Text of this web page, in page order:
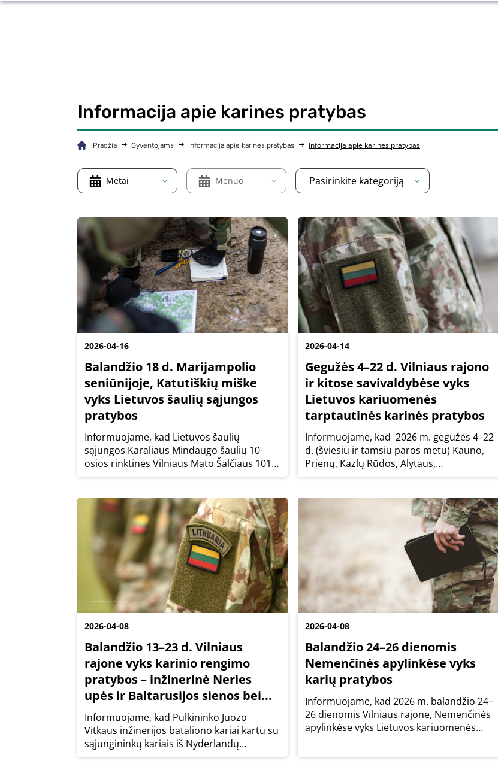
Informacija apie karines pratybas
Pradžia Gyventojams Informacija apie karines pratybas Informacija apie karines pratybas
Metai Mėnuo Pasirinkite kategoriją
2026-04-16
Balandžio 18 d. Marijampolio
seniūnijoje, Katutiškių miške
vyks Lietuvos šaulių sąjungos
pratybos
Informuojame, kad Lietuvos šaulių
sąjungos Karaliaus Mindaugo šaulių 10-
osios rinktinės Vilniaus Mato Šalčiaus 1015-
oji šaulių mokomoji kuopa balandžio 18 d.
sen.) planuoja vykdyti šaulių topografijos...
2026-04-14
Gegužės 4–22 d. Vilniaus rajono
ir kitose savivaldybėse vyks
Lietuvos kariuomenės
tarptautinės karinės pratybos
Informuojame, kad 2026 m. gegužės 4–22
d. (šviesiu ir tamsiu paros metu) Kauno,
Prienų, Kazlų Rūdos, Alytaus,
Marijampolės, Kalvarijos, Šakių, Vilkaviškio,
Šiaulių, Ignalinos, Visagino, Švenčionių ir...
2026-04-08
Balandžio 13–23 d. Vilniaus
rajone vyks karinio rengimo
pratybos – inžinerinė Neries
upės ir Baltarusijos sienos bei...
Informuojame, kad Pulkininko Juozo
Vitkaus inžinerijos bataliono kariai kartu su
sąjungininkų kariais iš Nyderlandų
Karalystės š. m. balandžio 13–23 d. vykdys
2026-04-08
Balandžio 24–26 dienomis
Nemenčinės apylinkėse vyks
karių pratybos
Informuojame, kad 2026 m. balandžio 24–
26 dienomis Vilniaus rajone, Nemenčinės
apylinkėse vyks Lietuvos kariuomenės